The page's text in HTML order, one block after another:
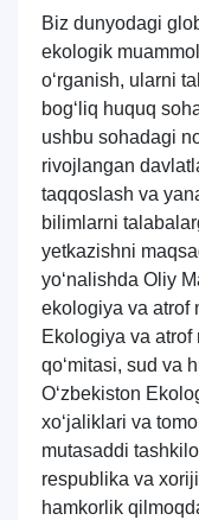
Biz dunyodagi
ekologik
o‘rganish, ularni
bog‘liq huquq
ushbu sohadagi
rivojlangan
taqqoslash va
bilimlarni
yetkazishni
yo‘nalishda Oliy
ekologiya va atrof
Ekologiya va
qo‘mitasi, sud va
O‘zbekiston
xo‘jaliklari va
mutasaddi
respublika va
hamkorlik